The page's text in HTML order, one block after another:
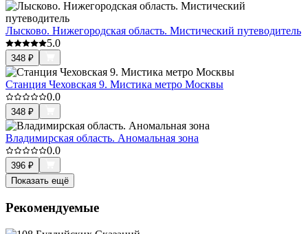
Лысково. Нижегородская область. Мистический путеводитель
5.0
348 ₽
Станция Чеховская 9. Мистика метро Москвы
0.0
348 ₽
Владимирская область. Аномальная зона
0.0
396 ₽
Показать ещё
Рекомендуемые